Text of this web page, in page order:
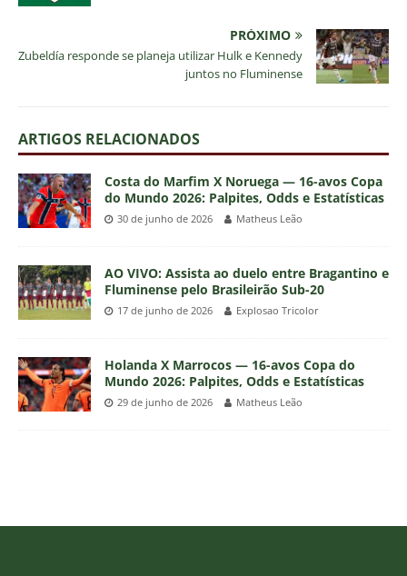
PRÓXIMO
Zubeldía responde se planeja utilizar Hulk e Kennedy
juntos no Fluminense
ARTIGOS RELACIONADOS
Costa do Marfim X Noruega — 16-avos Copa
do Mundo 2026: Palpites, Odds e Estatísticas
30 de junho de 2026 Matheus Leão
AO VIVO: Assista ao duelo entre Bragantino e
Fluminense pelo Brasileirão Sub-20
17 de junho de 2026 Explosao Tricolor
Holanda X Marrocos — 16-avos Copa do
Mundo 2026: Palpites, Odds e Estatísticas
29 de junho de 2026 Matheus Leão